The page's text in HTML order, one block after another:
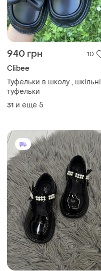
940 грн 10
Clibee
Туфельки в школу , шкільні
туфельки
31 и еще 5